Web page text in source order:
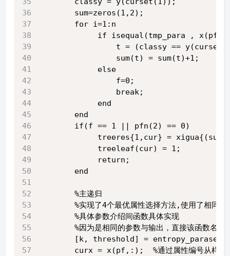
       sum=zeros(1,2);
       for i=1:n
if isequal(tmp_para ,
t = (classy ==
                sum(t) = sum(t)+1;
            else
                f=0;
                break;
            end
       end
       if(f == 1 || pfn(2) == 0)
treeres{1,cur} =
            treeleaf(cur) = 1;
            return;
       end
       %主递归
%实现了4个最优属性选择方法,使用了相同的
       %具体参数介绍间函数具体实现
%因为是相同的参数与输出，直接该函数名就
[k, threshold] =
curx = x(pf,:);  %通过属性编号从样本